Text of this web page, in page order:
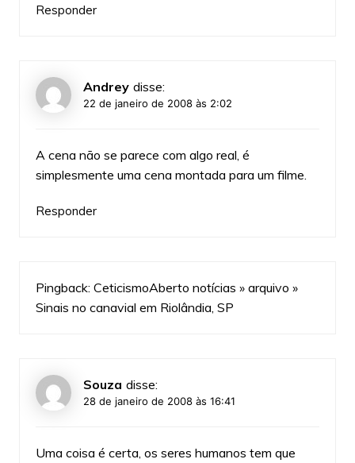
Responder
Andrey disse:
22 de janeiro de 2008 às 2:02
A cena não se parece com algo real, é
simplesmente uma cena montada para um filme.
Responder
Pingback: CeticismoAberto notícias » arquivo »
Sinais no canavial em Riolândia, SP
Souza disse:
28 de janeiro de 2008 às 16:41
Uma coisa é certa, os seres humanos tem que